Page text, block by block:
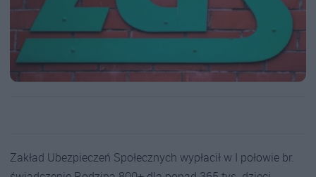
Zakład Ubezpieczeń Społecznych wypłacił w I połowie br.